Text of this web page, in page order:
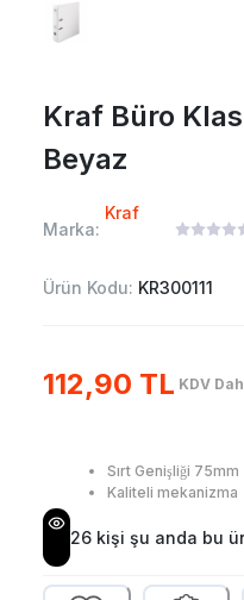
Kraf Büro
Beyaz
Marka:
Kraf
Ürün Kodu: KR300111
112,90 TL KDV
Sırt Genişliği 75mm
Kaliteli mekanizma
26 kişi şu anda bu